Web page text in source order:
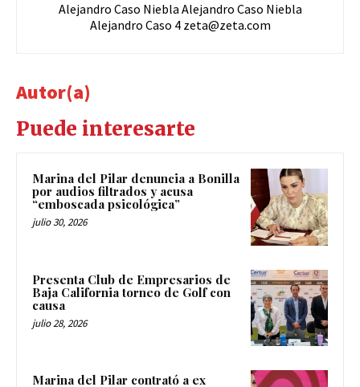
Alejandro Caso Niebla Alejandro Caso Niebla
Alejandro Caso 4 zeta@zeta.com
Autor(a)
Puede interesarte
Marina del Pilar denuncia a Bonilla
por audios filtrados y acusa
“emboscada psicológica”
julio 30, 2026
Presenta Club de Empresarios de
Baja California torneo de Golf con
causa
julio 28, 2026
Marina del Pilar contrató a ex